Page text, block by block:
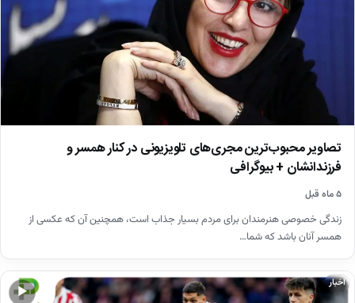
تصاویر محبوب‌ترین مجری‌های تلویزیونی در کنار همسر و
فرزندانشان + بیوگرافی
۵ ماه قبل
زندگی خصوصی هنرمندان برای مردم بسیار جذاب است، همچنین آن که عکسی از
همسر آنان باشد که شما…
▶
اخبار